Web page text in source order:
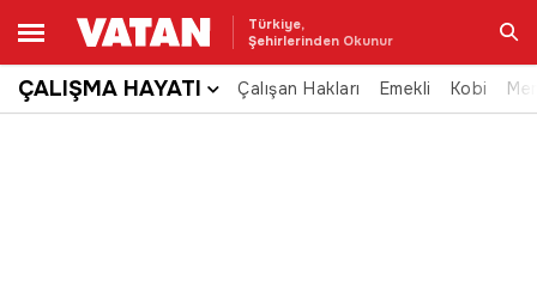
Türkiye,
Şehirlerinden Okunur
Ara
ÇALIŞMA HAYATI Çalışan Hakları Emekli Kobi